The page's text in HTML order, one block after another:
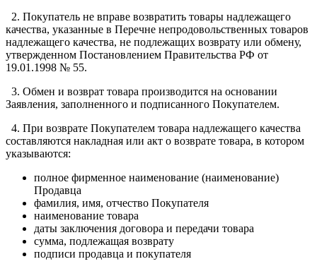
2. Покупатель не вправе возвратить товары надлежащего
качества, указанные в Перечне непродовольственных товаров
надлежащего качества, не подлежащих возврату или обмену,
утвержденном Постановлением Правительства РФ от
19.01.1998 № 55.
3. Обмен и возврат товара производится на основании
Заявления, заполненного и подписанного Покупателем.
4. При возврате Покупателем товара надлежащего качества
составляются накладная или акт о возврате товара, в котором
указываются:
полное фирменное наименование (наименование)
Продавца
фамилия, имя, отчество Покупателя
наименование товара
даты заключения договора и передачи товара
сумма, подлежащая возврату
подписи продавца и покупателя